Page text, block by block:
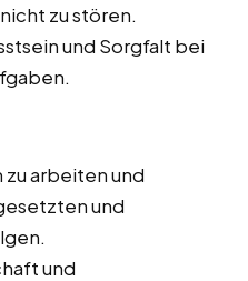
zu stören.
und Sorgfalt bei
zu arbeiten und
und
und